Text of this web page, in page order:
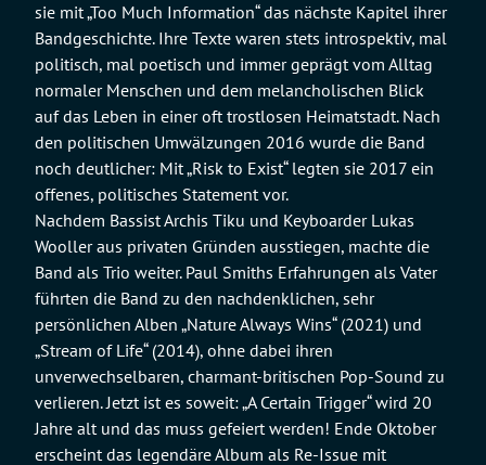
sie mit „Too Much Information“ das nächste Kapitel ihrer
Bandgeschichte. Ihre Texte waren stets introspektiv, mal
politisch, mal poetisch und immer geprägt vom Alltag
normaler Menschen und dem melancholischen Blick
auf das Leben in einer oft trostlosen Heimatstadt. Nach
den politischen Umwälzungen 2016 wurde die Band
noch deutlicher: Mit „Risk to Exist“ legten sie 2017 ein
offenes, politisches Statement vor.
Nachdem Bassist Archis Tiku und Keyboarder Lukas
Wooller aus privaten Gründen ausstiegen, machte die
Band als Trio weiter. Paul Smiths Erfahrungen als Vater
führten die Band zu den nachdenklichen, sehr
persönlichen Alben „Nature Always Wins“ (2021) und
„Stream of Life“ (2014), ohne dabei ihren
unverwechselbaren, charmant-britischen Pop-Sound zu
verlieren. Jetzt ist es soweit: „A Certain Trigger“ wird 20
Jahre alt und das muss gefeiert werden! Ende Oktober
erscheint das legendäre Album als Re-Issue mit